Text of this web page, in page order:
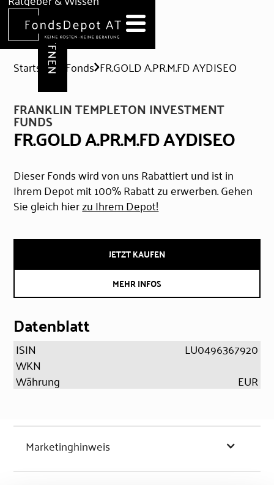
Hilfe & Formulare
DEPOT ERÖFFNEN
Startseite Fonds FR.GOLD A.PR.M.FD AYDISEO
FRANKLIN TEMPLETON INVESTMENT
FUNDS
FR.GOLD A.PR.M.FD AYDISEO
Dieser Fonds wird von uns Rabattiert und ist in
Ihrem Depot mit 100% Rabatt zu erwerben. Gehen
Sie gleich hierzu Ihrem Depot!
JETZT KAUFEN
MEHR INFOS
Datenblatt
ISIN
LU0496367920
WKN
Währung
EUR
Marketinghinweis